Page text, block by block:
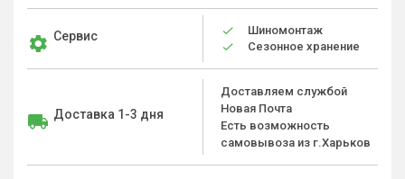
Сервис
Шиномонтаж
Сезонное хранение
Доставка 1-3 дня
Доставляем службой
Новая Почта
Есть возможность
самовывоза из г.Харьков